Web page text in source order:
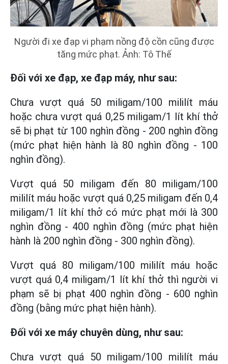
Người đi xe đạp vi phạm nồng độ cồn cũng được
tăng mức phạt. Ảnh: Tô Thế
Đối với xe đạp, xe đạp máy, như sau:
Chưa vượt quá 50 miligam/100 mililít máu
hoặc chưa vượt quá 0,25 miligam/1 lít khí thở
sẽ bị phạt từ 100 nghìn đồng - 200 nghìn đồng
(mức phạt hiện hành là 80 nghìn đồng - 100
nghìn đồng).
Vượt quá 50 miligam đến 80 miligam/100
mililít máu hoặc vượt quá 0,25 miligam đến 0,4
miligam/1 lít khí thở có mức phạt mới là 300
nghìn đồng - 400 nghìn đồng (mức phạt hiện
hành là 200 nghìn đồng - 300 nghìn đồng).
Vượt quá 80 miligam/100 mililít máu hoặc
vượt quá 0,4 miligam/1 lít khí thở thì người vi
phạm sẽ bị phạt 400 nghìn đồng - 600 nghìn
đồng (bằng mức phạt hiện hành).
Đối với xe máy chuyên dùng, như sau:
Chưa vượt quá 50 miligam/100 mililít máu